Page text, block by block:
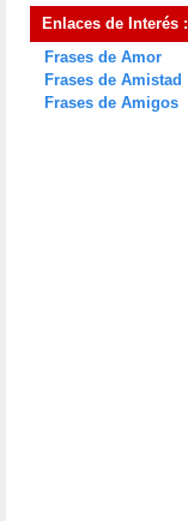
Enlaces de Interés :
Frases de Amor
Frases de Amistad
Frases de Amigos